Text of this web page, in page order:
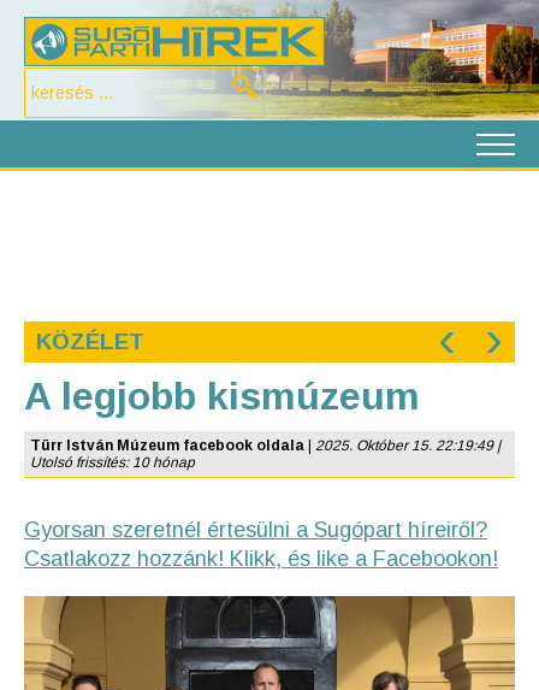
KÖZÉLET ‹ ›
A legjobb kismúzeum
Türr István Múzeum facebook oldala
2025. Október 15. 22:19:49 |
Utolsó frissítés: 10 hónap
Gyorsan szeretnél értesülni a Sugópart híreiről?
Csatlakozz hozzánk! Klikk, és like a Facebookon!